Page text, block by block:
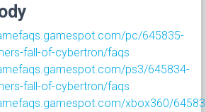
pc/645835-
fall-of-cybertron/faqs
ps3/645834-
fall-of-cybertron/faqs
xbox360/